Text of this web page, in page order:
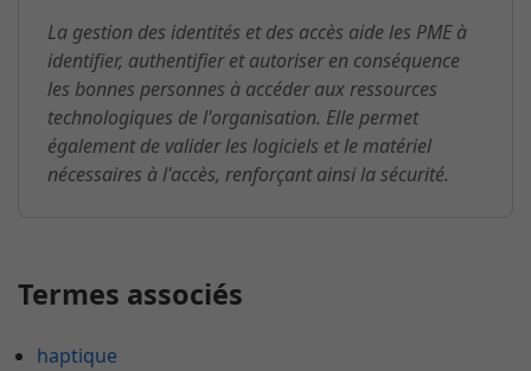
La gestion des identités et des accès aide les PME à
identifier, authentifier et autoriser en conséquence
les bonnes personnes à accéder aux ressources
technologiques de l'organisation. Elle permet
également de valider les logiciels et le matériel
nécessaires à l'accès, renforçant ainsi la sécurité.
Termes associés
haptique